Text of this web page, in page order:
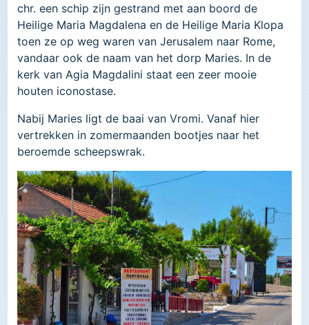
chr. een schip zijn gestrand met aan boord de
Heilige Maria Magdalena en de Heilige Maria Klopa
toen ze op weg waren van Jerusalem naar Rome,
vandaar ook de naam van het dorp Maries. In de
kerk van Agia Magdalini staat een zeer mooie
houten iconostase.
Nabij Maries ligt de baai van Vromi. Vanaf hier
vertrekken in zomermaanden bootjes naar het
beroemde scheepswrak.